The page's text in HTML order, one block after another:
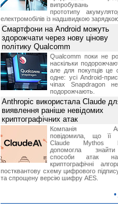
випробувань
прототипу
електромобілів із надшвидкою
Смартфони на Android можуть
здорожчати через нову цінову
політику Qualcomm
Qualcomm поки не
наскільки
але для покупців це
одне: усі Android-
чіпах Snapdragon
подорожчають.
Anthropic використала Claude
виявлення раніше невідомих
криптографічних атак
Компанія
повідомила, що її
Claude Mythos
допомогла
способи атак
криптографічні
постквантову схему цифрового
та спрощену версію шифру AES.
•